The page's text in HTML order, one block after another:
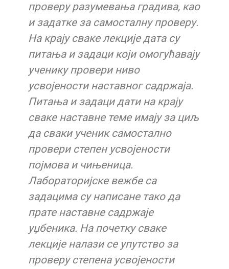
проверу разумевања градива, као
и задатке за самосталну проверу.
На крају сваке лекције дата су
питања и задаци који омогућавају
ученику провери ниво
усвојености наставног садржаја.
Питања и задаци дати на крају
сваке наставне теме имају за циљ
да сваки ученик самостално
провери степен усвојености
појмова и чињеница.
Лабораторијске вежбе са
задацима су написане тако да
прате наставне садржаје
уџбеника. На почетку сваке
лекције налази се упутство за
проверу степена усвојености